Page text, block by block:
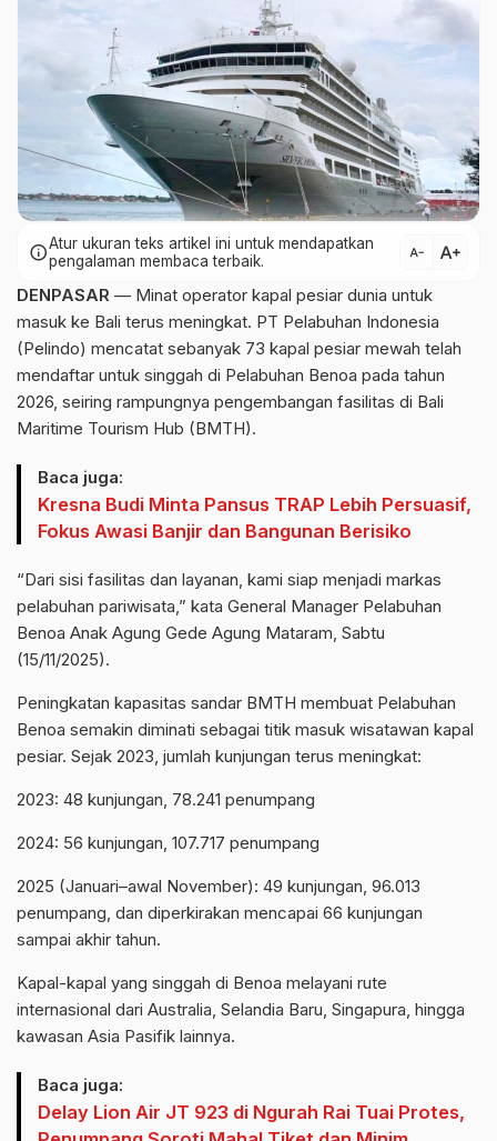
infoAtur ukuran teks artikel ini untuk mendapatkan
pengalaman membaca terbaik.
text_decrease text_increase
DENPASAR — Minat operator kapal pesiar dunia untuk
masuk ke Bali terus meningkat. PT Pelabuhan Indonesia
(Pelindo) mencatat sebanyak 73 kapal pesiar mewah telah
mendaftar untuk singgah di Pelabuhan Benoa pada tahun
2026, seiring rampungnya pengembangan fasilitas di Bali
Maritime Tourism Hub (BMTH).
Baca juga:
Kresna Budi Minta Pansus TRAP Lebih Persuasif,
Fokus Awasi Banjir dan Bangunan Berisiko
“Dari sisi fasilitas dan layanan, kami siap menjadi markas
pelabuhan pariwisata,” kata General Manager Pelabuhan
Benoa Anak Agung Gede Agung Mataram, Sabtu
(15/11/2025).
Peningkatan kapasitas sandar BMTH membuat Pelabuhan
Benoa semakin diminati sebagai titik masuk wisatawan kapal
pesiar. Sejak 2023, jumlah kunjungan terus meningkat:
2023: 48 kunjungan, 78.241 penumpang
2024: 56 kunjungan, 107.717 penumpang
2025 (Januari–awal November): 49 kunjungan, 96.013
penumpang, dan diperkirakan mencapai 66 kunjungan
sampai akhir tahun.
Kapal-kapal yang singgah di Benoa melayani rute
internasional dari Australia, Selandia Baru, Singapura, hingga
kawasan Asia Pasifik lainnya.
Baca juga:
Delay Lion Air JT 923 di Ngurah Rai Tuai Protes,